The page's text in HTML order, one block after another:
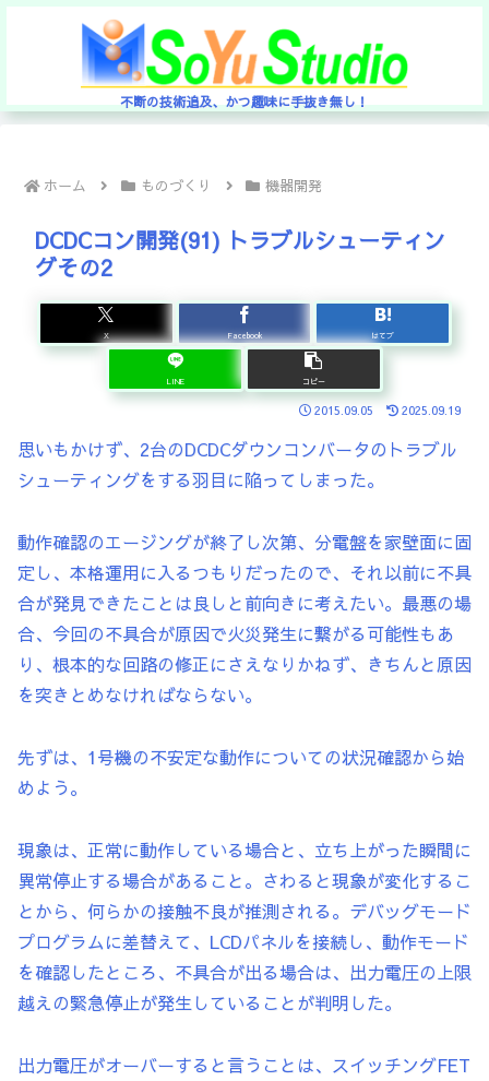
不断の技術追及、かつ趣味に手抜き無し！
ホーム ものづくり 機器開発
DCDCコン開発(91) トラブルシューティン
グその2
X Facebook はてブ
LINE コピー
2015.09.05 2025.09.19
思いもかけず、2台のDCDCダウンコンバータのトラブル
シューティングをする羽目に陥ってしまった。
動作確認のエージングが終了し次第、分電盤を家壁面に固
定し、本格運用に入るつもりだったので、それ以前に不具
合が発見できたことは良しと前向きに考えたい。最悪の場
合、今回の不具合が原因で火災発生に繋がる可能性もあ
り、根本的な回路の修正にさえなりかねず、きちんと原因
を突きとめなければならない。
先ずは、1号機の不安定な動作についての状況確認から始
めよう。
現象は、正常に動作している場合と、立ち上がった瞬間に
異常停止する場合があること。さわると現象が変化するこ
とから、何らかの接触不良が推測される。デバッグモード
プログラムに差替えて、LCDパネルを接続し、動作モード
を確認したところ、不具合が出る場合は、出力電圧の上限
越えの緊急停止が発生していることが判明した。
出力電圧がオーバーすると言うことは、スイッチングFET